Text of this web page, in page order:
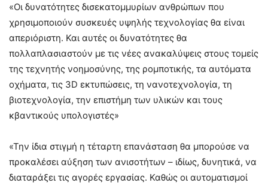
«Οι δυνατότητες δισεκατομμυρίων ανθρώπων που
χρησιμοποιούν συσκευές υψηλής τεχνολογίας θα είναι
απεριόριστη. Και αυτές οι δυνατότητες θα
πολλαπλασιαστούν με τις νέες ανακαλύψεις στους τομείς
της τεχνητής νοημοσύνης, της ρομποτικής, τα αυτόματα
οχήματα, τις 3D εκτυπώσεις, τη νανοτεχνολογία, τη
βιοτεχνολογία, την επιστήμη των υλικών και τους
κβαντικούς υπολογιστές»
«Την ίδια στιγμή η τέταρτη επανάσταση θα μπορούσε να
προκαλέσει αύξηση των ανισοτήτων – ιδίως, δυνητικά, να
διαταράξει τις αγορές εργασίας. Καθώς οι αυτοματισμοί